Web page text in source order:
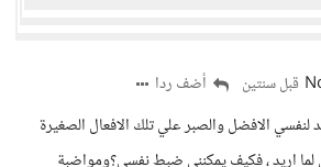
قبل سنتين
أضف ردا
لنفسي الافضل والصبر علي تلك الافعال الصغيرة